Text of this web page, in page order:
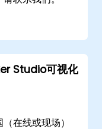
Studio可视化
在线或现场）